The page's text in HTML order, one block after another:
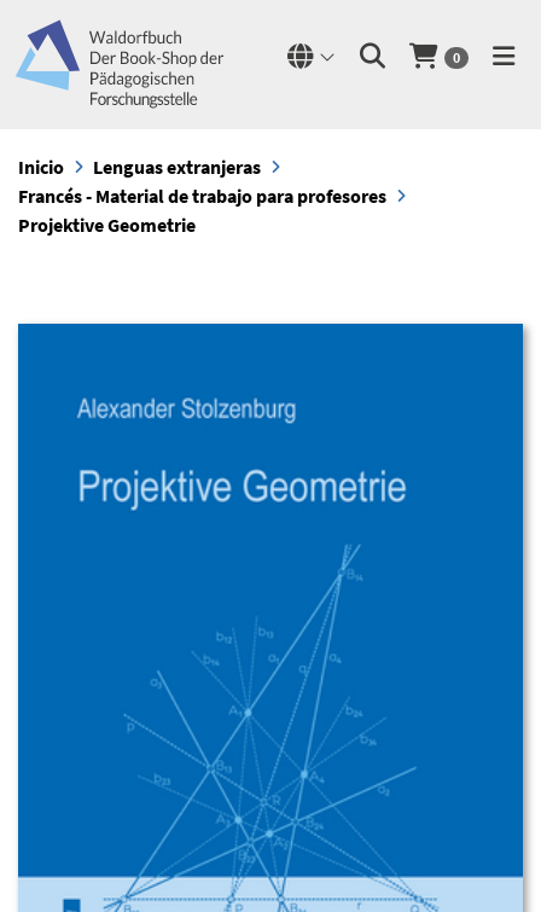
0
Inicio
Lenguas extranjeras
Francés - Material de trabajo para profesores
Projektive Geometrie